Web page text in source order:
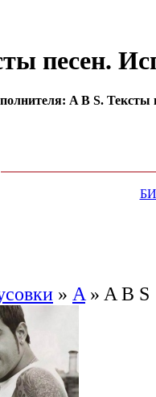
песен.
A B S.
» A » A B S